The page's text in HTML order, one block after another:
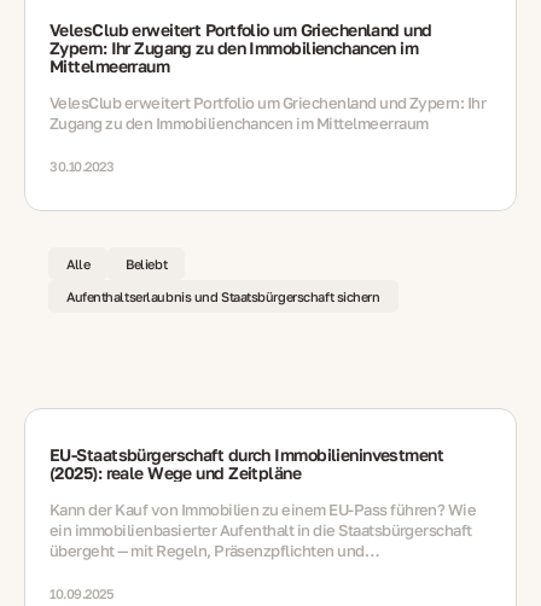
VelesClub erweitert Portfolio um Griechenland und
Zypern: Ihr Zugang zu den Immobilienchancen im
Mittelmeerraum
VelesClub erweitert Portfolio um Griechenland und Zypern: Ihr
Zugang zu den Immobilienchancen im Mittelmeerraum
30.10.2023
Alle Beliebt
Aufenthaltserlaubnis und Staatsbürgerschaft sichern
EU‑Staatsbürgerschaft durch Immobilieninvestment
(2025): reale Wege und Zeitpläne
Kann der Kauf von Immobilien zu einem EU‑Pass führen? Wie
ein immobilienbasierter Aufenthalt in die Staatsbürgerschaft
übergeht — mit Regeln, Präsenzpflichten und
10.09.2025